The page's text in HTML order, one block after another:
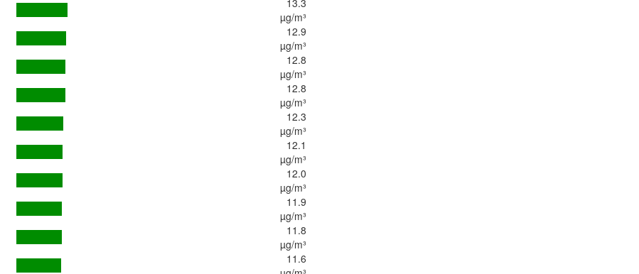
13.3
µg/m³
12.9
µg/m³
12.8
µg/m³
12.8
µg/m³
12.3
µg/m³
12.1
µg/m³
12.0
µg/m³
11.9
µg/m³
11.8
µg/m³
11.6